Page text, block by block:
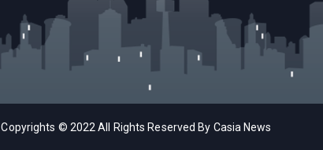
Copyrights © 2022 All Rights Reserved By Casia News